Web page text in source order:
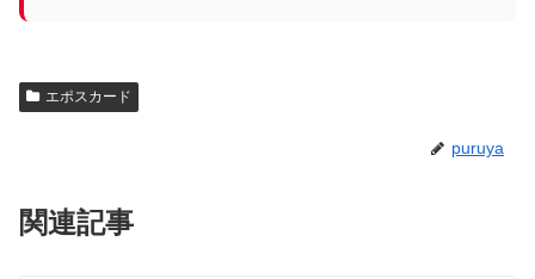
エポスカード
puruya
関連記事